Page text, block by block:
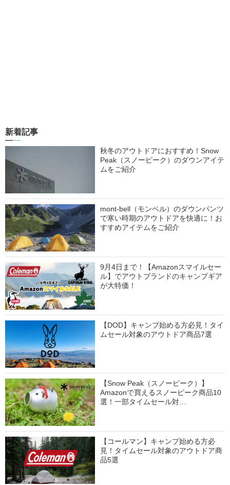
新着記事
秋冬のアウトドアにおすすめ！Snow
Peak（スノーピーク）のダウンアイテ
ムをご紹介
mont-bell（モンベル）のダウンパンツ
で寒い時期のアウトドアを快適に！お
すすめアイテムをご紹介
9月4日まで！【Amazonスマイルセー
ル】でアウトブランドのキャンプギア
が大特価！
【DOD】キャンプ始める方必見！タイ
ムセール対象のアウトドア商品7選
【Snow Peak（スノーピーク）】
Amazonで買えるスノーピーク商品10
選！一部タイムセール対…
【コールマン】キャンプ始める方必
見！タイムセール対象のアウトドア商
品5選